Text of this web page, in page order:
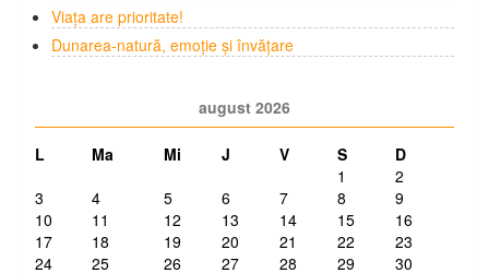
Viața are prioritate!
Dunarea-natură, emoție și învățare
august 2026
L Ma Mi J V S
D
1
2
3
4 5 6 7 8
9
10
11 12 13 14 15
16
17
18 19 20 21 22
23
24
25 26 27 28 29 30